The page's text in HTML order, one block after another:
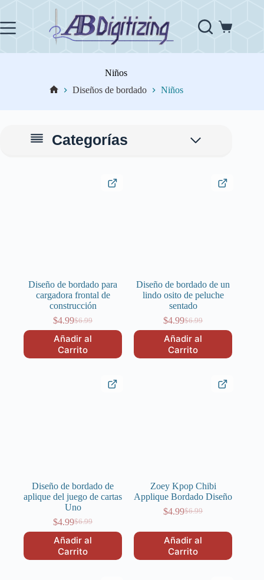
contenido
Carro
compra
Niños
Diseños de bordado Niños
Diseño de bordado para
cargadora frontal de
construcción
$6.99
El
precio
original
era:
$4.99El
precio
actual
es:
Añadir al
Carrito
Diseño de bordado de un
lindo osito de peluche
sentado
$6.99
El
precio
original
era:
$4.99El
precio
actual
es:
Añadir al
Carrito
Diseño de bordado de
aplique del juego de cartas
Uno
$6.99
El
precio
original
era:
$4.99El
precio
actual
es:
Añadir al
Carrito
Zoey Kpop Chibi
Applique Bordado Diseño
$6.99
El
original
era:
$6.99.
$4.99El
actual
es:
$4.99.
Añadir al
Carrito
Categorías